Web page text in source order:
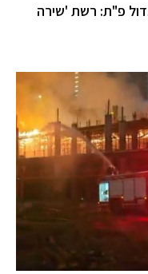
פ"ת: רשת 'שירה